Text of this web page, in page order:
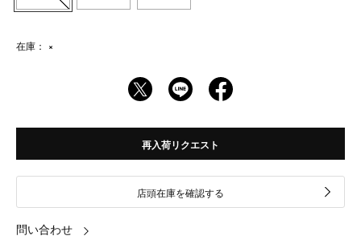
在庫： ×
再入荷リクエスト
店頭在庫を確認する
問い合わせ